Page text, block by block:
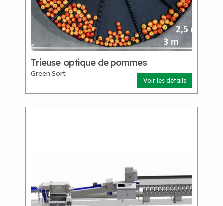
Trieuse optique de pommes
Green Sort
Voir les détails